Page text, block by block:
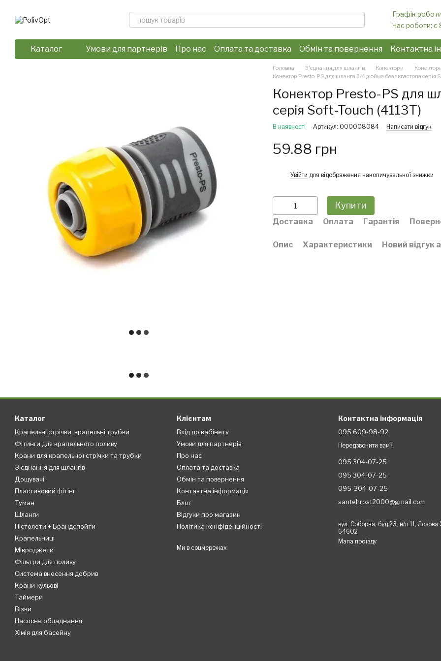
Графік
Час роботи: c
Каталог Умови для партнерів Про нас Оплата та доставка Обмін та повернення Контактна
Відгуки про магазин
Політика конфіденційності
Головна З'єднання для шлангів Конектори
Конектор Presto-PS для шланга 3/4 дюйма без аквастопа серія
Конектор Presto-PS для
серія Soft-Touch (4113T)
В наявності Артикул: 000008084 Написати відгук
59.88 грн
Увійти для відображення накопичувальної знижки
Купити
Доставка Оплата Гарантія
Опис Характеристики Новий відгук
Каталог
Крапельні стрічки, крапельні трубки
Фітинги для крапельного поливу
Крани для крапельної стрічки та трубки
З'єднання для шлангів
Дощувачі
Пластиковий фітінг
Туман
Шланги
Пістолети + Брандспойти
Крапельниці
Мікроджети
Фільтри для поливу
Система внесення добрив
Крани кульові
Таймери
Візки
Насосне обладнання
Хімія для басейну
Клієнтам
Вхід до кабінету
Умови для партнерів
Про нас
Оплата та доставка
Обмін та повернення
Контактна інформація
Блог
Відгуки про магазин
Політика конфіденційності
Ми в соцмережах
Контактна інформація
095 609-98-92
Передзвонити вам?
095 304-07-25
095 304-07-25
095-304-07-25
santehrost2000@gmail.com
вул. Соборна, буд.23, н/п 11, Лозова
64602
Мапа проїзду